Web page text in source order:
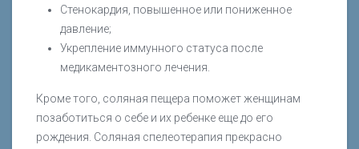
Стенокардия, повышенное или пониженное
давление;
Укрепление иммунного статуса после
медикаментозного лечения.
Кроме того, соляная пещера поможет женщинам
позаботиться о себе и их ребенке еще до его
рождения. Соляная спелеотерапия прекрасно